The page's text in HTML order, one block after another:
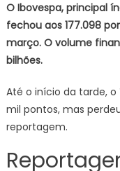
O Ibovespa, principal
fechou aos 177.098
março. O volume
bilhões.
Até o início da tarde,
mil pontos, mas
reportagem.